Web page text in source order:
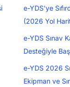
e-YDS'ye
(2026 Yol
e-YDS Sınav
Desteğiyle
e-YDS 2026
Ekipman ve